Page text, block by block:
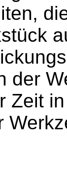
der
Zeit